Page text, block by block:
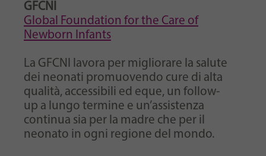
GFCNI
Global Foundation for the Care of
Newborn Infants
La GFCNI lavora per migliorare la salute
dei neonati promuovendo cure di alta
qualità, accessibili ed eque, un follow-
up a lungo termine e un’assistenza
continua sia per la madre che per il
neonato in ogni regione del mondo.